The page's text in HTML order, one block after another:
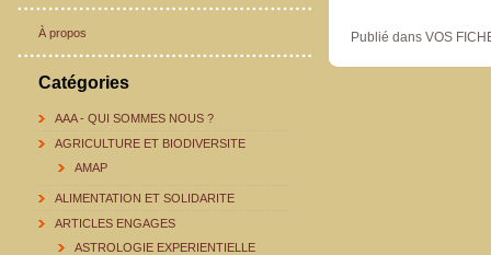
À propos
Catégories
AAA - QUI SOMMES NOUS ?
AGRICULTURE ET BIODIVERSITE
AMAP
ALIMENTATION ET SOLIDARITE
ARTICLES ENGAGES
ASTROLOGIE EXPERIENTIELLE
Publié dans VOS